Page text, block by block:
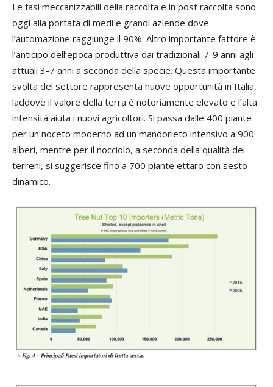
Le fasi meccanizzabili della raccolta e in post raccolta sono
oggi alla portata di medi e grandi aziende dove
l’automazione raggiunge il 90%. Altro importante fattore è
l’anticipo dell’epoca produttiva dai tradizionali 7-9 anni agli
attuali 3-7 anni a seconda della specie. Questa importante
svolta del settore rappresenta nuove opportunità in Italia,
laddove il valore della terra è notoriamente elevato e l’alta
intensità aiuta i nuovi agricoltori. Si passa dalle 400 piante
per un noceto moderno ad un mandorleto intensivo a 900
alberi, mentre per il nocciolo, a seconda della qualità dei
terreni, si suggerisce fino a 700 piante ettaro con sesto
dinamico.